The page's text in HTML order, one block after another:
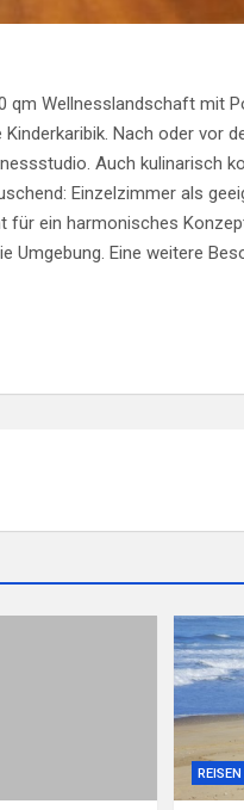
Wellnesslandschaft mit
Nach oder vor
Auch kulinarisch
Einzelzimmer als
ein harmonisches
Umgebung. Eine weitere
REISEN